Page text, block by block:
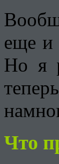
еще и
Но я
Что